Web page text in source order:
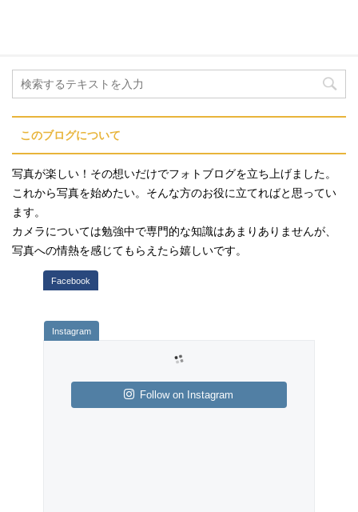
このブログについて
写真が楽しい！その想いだけでフォトブログを立ち上げました。
これから写真を始めたい。そんな方のお役に立てればと思ってい
ます。
カメラについては勉強中で専門的な知識はあまりありませんが、
写真への情熱を感じてもらえたら嬉しいです。
Follow on Instagram